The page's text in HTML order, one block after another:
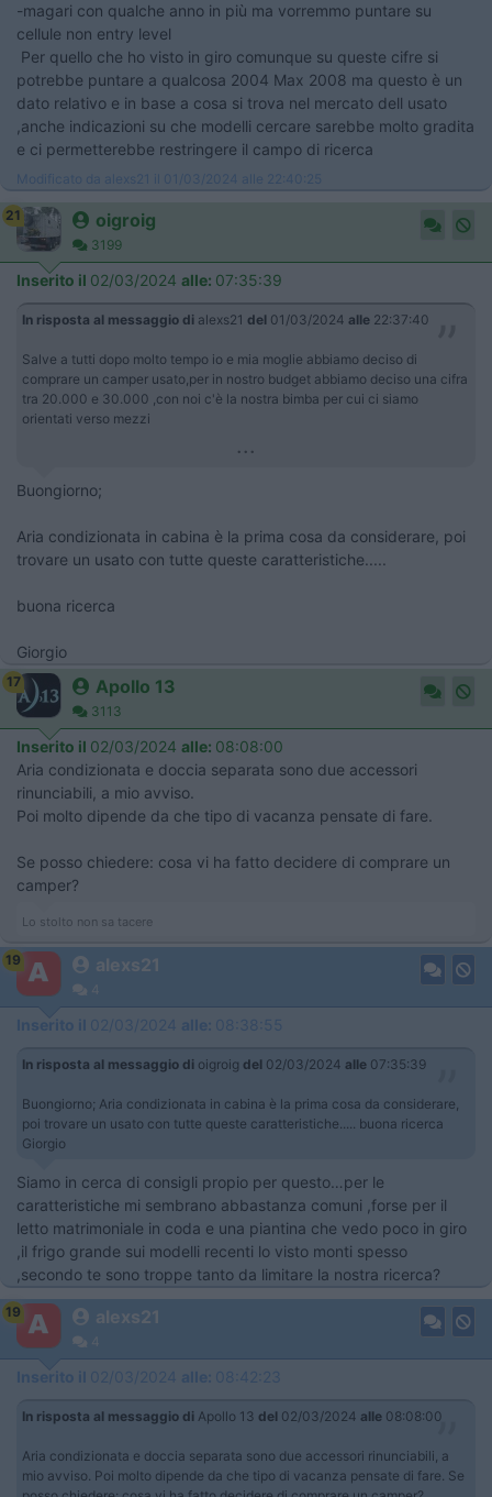
-magari con qualche anno in più ma vorremmo puntare su
cellule non entry level
Per quello che ho visto in giro comunque su queste cifre si
potrebbe puntare a qualcosa 2004 Max 2008 ma questo è un
dato relativo e in base a cosa si trova nel mercato dell usato
,anche indicazioni su che modelli cercare sarebbe molto gradita
e ci permetterebbe restringere il campo di ricerca
Modificato da alexs21 il 01/03/2024 alle 22:40:25
21 oigroig
3199
Inserito il 02/03/2024 alle: 07:35:39
In risposta al messaggio di alexs21 del 01/03/2024 alle 22:37:40
Salve a tutti dopo molto tempo io e mia moglie abbiamo deciso di
comprare un camper usato,per in nostro budget abbiamo deciso una cifra
tra 20.000 e 30.000 ,con noi c'è la nostra bimba per cui ci siamo
orientati verso mezzi
...
Buongiorno;
Aria condizionata in cabina è la prima cosa da considerare, poi
trovare un usato con tutte queste caratteristiche.....
buona ricerca
Giorgio
17 Apollo 13
3113
Inserito il 02/03/2024 alle: 08:08:00
Aria condizionata e doccia separata sono due accessori
rinunciabili, a mio avviso.
Poi molto dipende da che tipo di vacanza pensate di fare.
Se posso chiedere: cosa vi ha fatto decidere di comprare un
camper?
Lo stolto non sa tacere
19 alexs21
4
Inserito il 02/03/2024 alle: 08:38:55
In risposta al messaggio di oigroig del 02/03/2024 alle 07:35:39
Buongiorno; Aria condizionata in cabina è la prima cosa da considerare,
poi trovare un usato con tutte queste caratteristiche..... buona ricerca
Giorgio
Siamo in cerca di consigli propio per questo…per le
caratteristiche mi sembrano abbastanza comuni ,forse per il
letto matrimoniale in coda e una piantina che vedo poco in giro
,il frigo grande sui modelli recenti lo visto monti spesso
,secondo te sono troppe tanto da limitare la nostra ricerca?
19 alexs21
4
Inserito il 02/03/2024 alle: 08:42:23
In risposta al messaggio di Apollo 13 del 02/03/2024 alle 08:08:00
Aria condizionata e doccia separata sono due accessori rinunciabili, a
mio avviso. Poi molto dipende da che tipo di vacanza pensate di fare. Se